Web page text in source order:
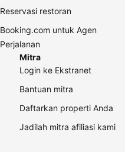
Reservasi restoran
Booking.com untuk Agen
Perjalanan
Mitra
Login ke Ekstranet
Bantuan mitra
Daftarkan properti Anda
Jadilah mitra afiliasi kami